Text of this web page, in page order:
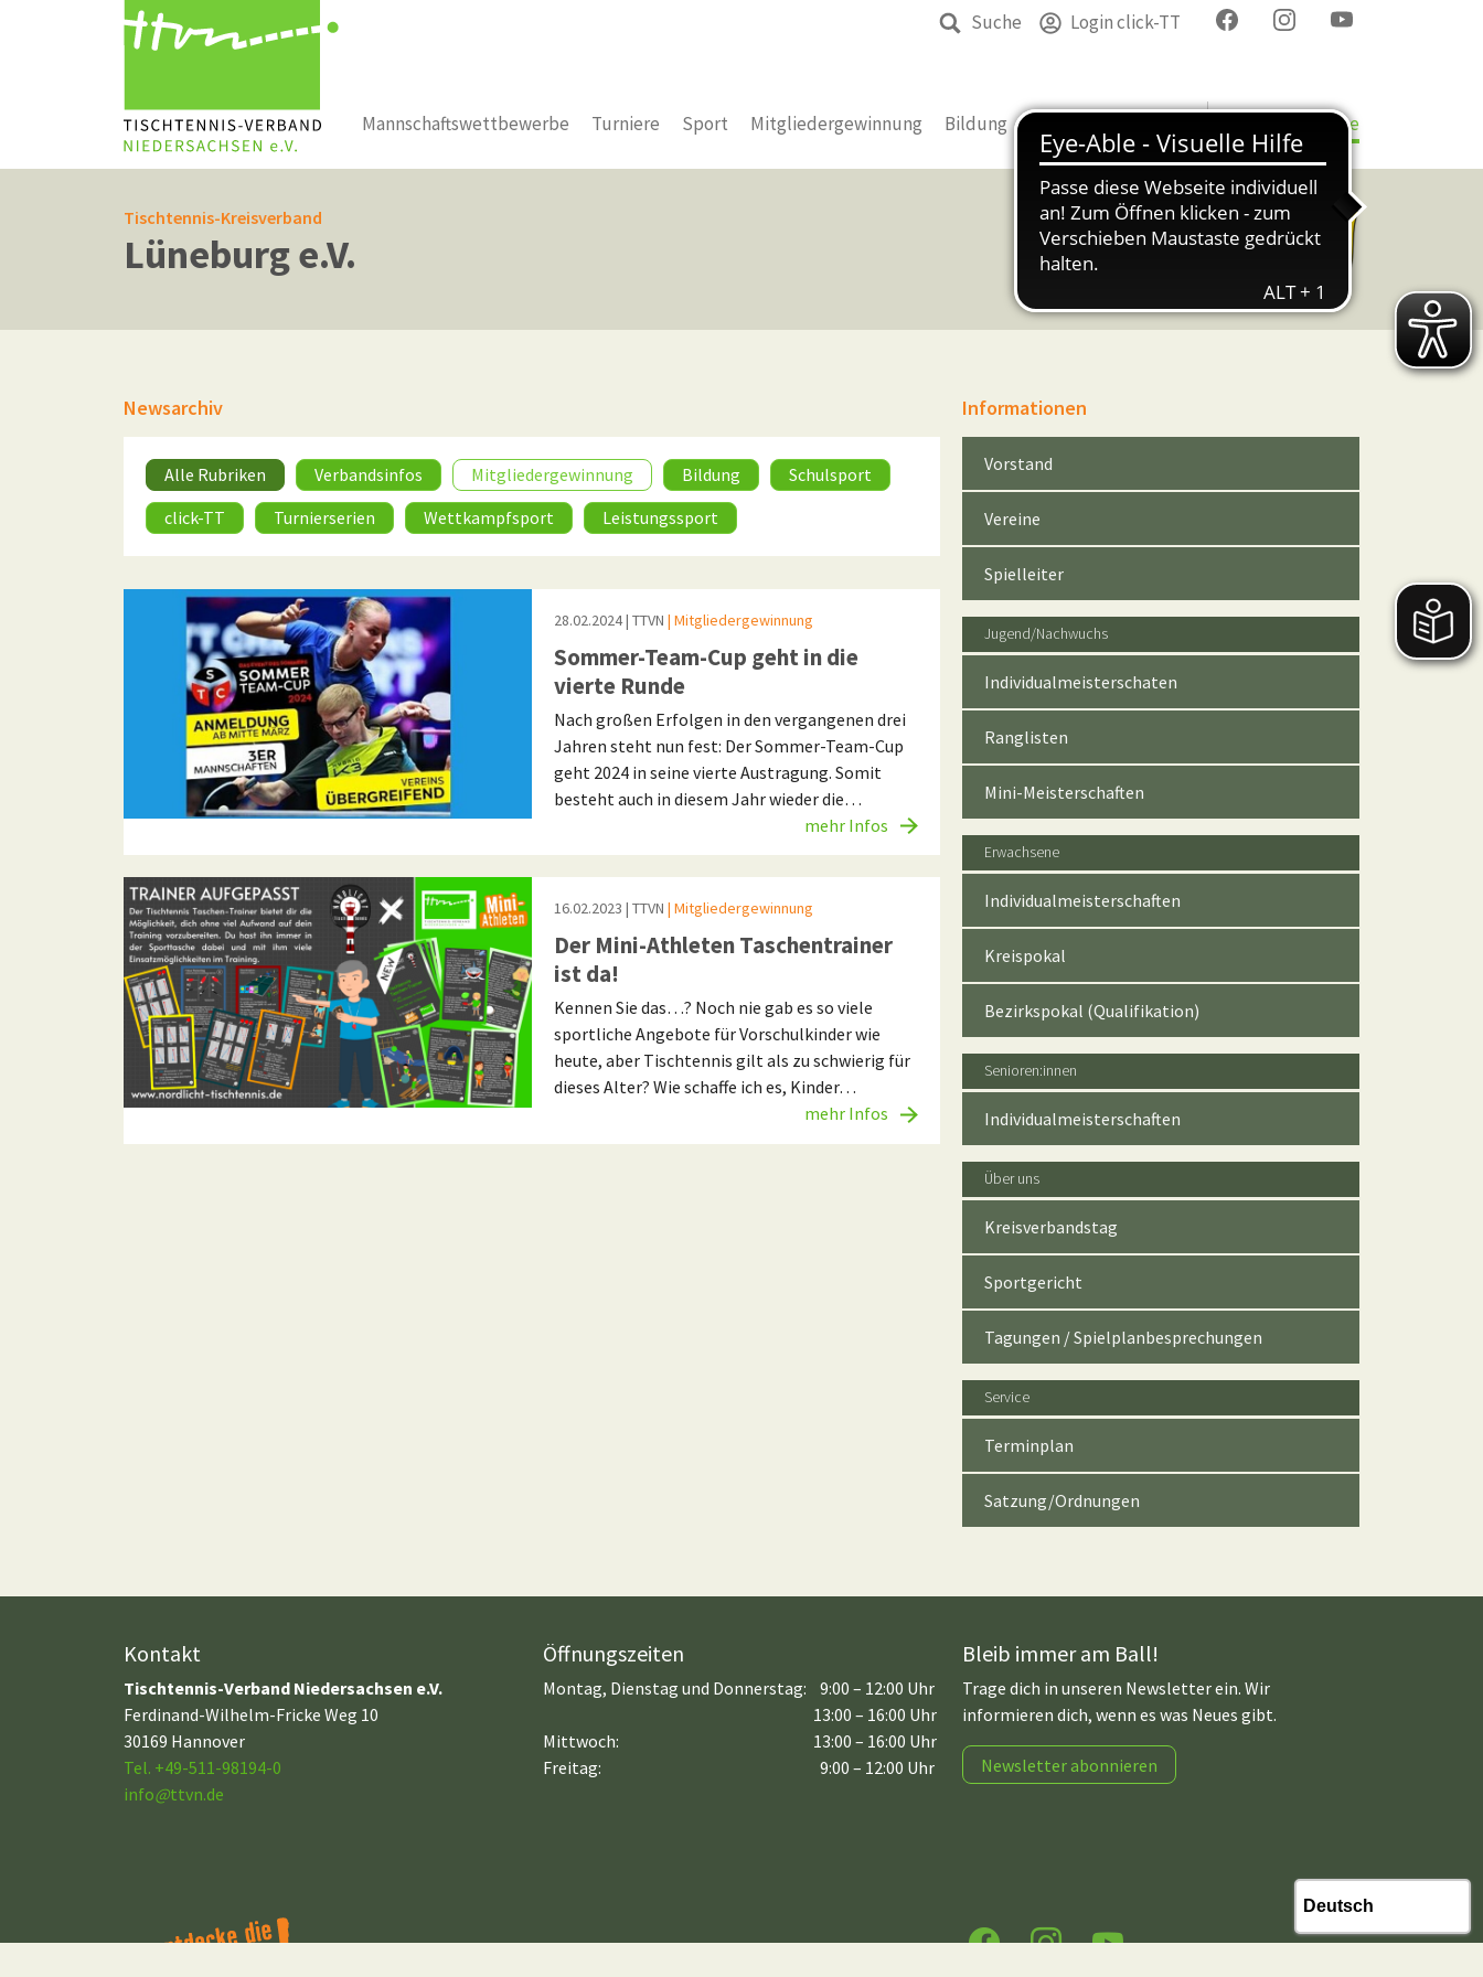
Suche Login click-TT
Mannschaftswettbewerbe Turniere Sport Mitgliedergewinnung Bildung Bezirke & Kreise
Tischtennis-Kreisverband
Lüneburg e.V.
Newsarchiv
Alle Rubriken Verbandsinfos Mitgliedergewinnung Bildung
Schulsport
click-TT
Turnierserien Wettkampfsport Leistungssport
28.02.2024| TTVN | Mitgliedergewinnung
Sommer-Team-Cup geht in die
vierte Runde
Nach großen Erfolgen in den vergangenen drei
Jahren steht nun fest: Der Sommer-Team-Cup
geht 2024 in seine vierte Austragung. Somit
besteht auch in diesem Jahr wieder die…
mehr Infos
16.02.2023 | TTVN | Mitgliedergewinnung
Der Mini-Athleten Taschentrainer
ist da!
Kennen Sie das…? Noch nie gab es so viele
sportliche Angebote für Vorschulkinder wie
heute, aber Tischtennis gilt als zu schwierig für
dieses Alter? Wie schaffe ich es, Kinder…
mehr Infos
Informationen
Vorstand
Vereine
Spielleiter
Jugend/Nachwuchs
Individualmeisterschaten
Ranglisten
Mini-Meisterschaften
Erwachsene
Individualmeisterschaften
Kreispokal
Bezirkspokal (Qualifikation)
Senioren:innen
Individualmeisterschaften
Über uns
Kreisverbandstag
Sportgericht
Tagungen / Spielplanbesprechungen
Service
Terminplan
Satzung/Ordnungen
Kontakt
Tischtennis-Verband Niedersachsen e.V.
Ferdinand-Wilhelm-Fricke Weg 10
30169 Hannover
Tel. +49-511-98194-0
info@ttvn.de
Öffnungszeiten
Montag, Dienstag und Donnerstag:
9:00 – 12:00 Uhr
13:00 – 16:00 Uhr
Mittwoch:
Freitag:
13:00 – 16:00 Uhr
9:00 – 12:00 Uhr
Bleib immer am Ball!
Trage dich in unseren Newsletter ein. Wir
informieren dich, wenn es was Neues gibt.
Newsletter abonnieren